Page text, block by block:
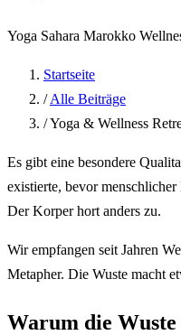
Yoga Sahara Marokko
Startseite
/ Alle Beiträge
/Yoga & Wellness
Es gibt eine besondere
existierte, bevor
Der Korper hort anders zu.
Wir empfangen seit Jahren
Metapher. Die Wuste macht
Warum die